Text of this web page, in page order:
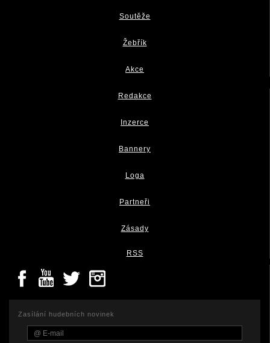
Soutěže
Žebřík
Akce
Redakce
Inzerce
Bannery
Loga
Partneři
Zásady
RSS
Zasílání hudebních novinek